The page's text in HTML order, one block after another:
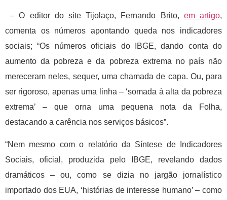
– O editor do site Tijolaço, Fernando Brito, em artigo,
comenta os números apontando queda nos indicadores
sociais; “Os números oficiais do IBGE, dando conta do
aumento da pobreza e da pobreza extrema no país não
mereceram neles, sequer, uma chamada de capa. Ou, para
ser rigoroso, apenas uma linha – ‘somada à alta da pobreza
extrema’ – que orna uma pequena nota da Folha,
destacando a carência nos serviços básicos”.
“Nem mesmo com o relatório da Síntese de Indicadores
Sociais, oficial, produzida pelo IBGE, revelando dados
dramáticos – ou, como se dizia no jargão jornalístico
importado dos EUA, ‘histórias de interesse humano’ – como